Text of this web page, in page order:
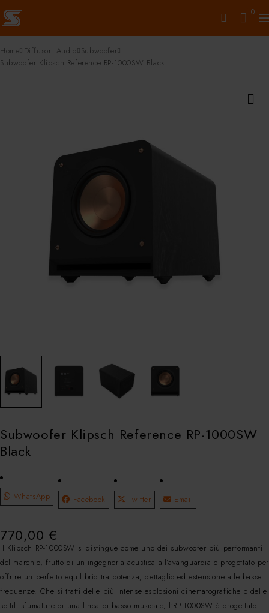
0
Home Diffusori Audio Subwoofer
Subwoofer Klipsch Reference RP-1000SW Black
Subwoofer Klipsch Reference RP-1000SW
Black
WhatsApp Facebook Twitter Email
770,00 €
Il Klipsch RP-1000SW si distingue come uno dei subwoofer più performanti
del marchio, frutto di un’ingegneria acustica all’avanguardia e progettato per
offrire un perfetto equilibrio tra potenza, dettaglio ed estensione alle basse
frequenze. Che si tratti delle più intense esplosioni cinematografiche o delle
sottili sfumature di una linea di basso musicale, l’RP-1000SW è progettato